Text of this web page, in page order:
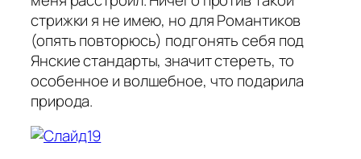
стрижки я не имею, но для Романтиков
(опять повторюсь) подгонять себя под
Янские стандарты, значит стереть, то
особенное и волшебное, что подарила
природа.